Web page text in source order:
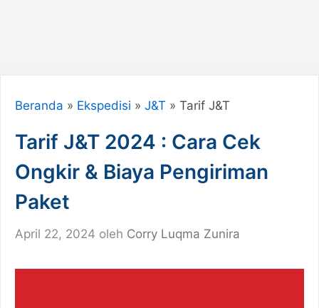
Beranda » Ekspedisi » J&T » Tarif J&T
Tarif J&T 2024 : Cara Cek
Ongkir & Biaya Pengiriman
Paket
April 22, 2024 oleh Corry Luqma Zunira